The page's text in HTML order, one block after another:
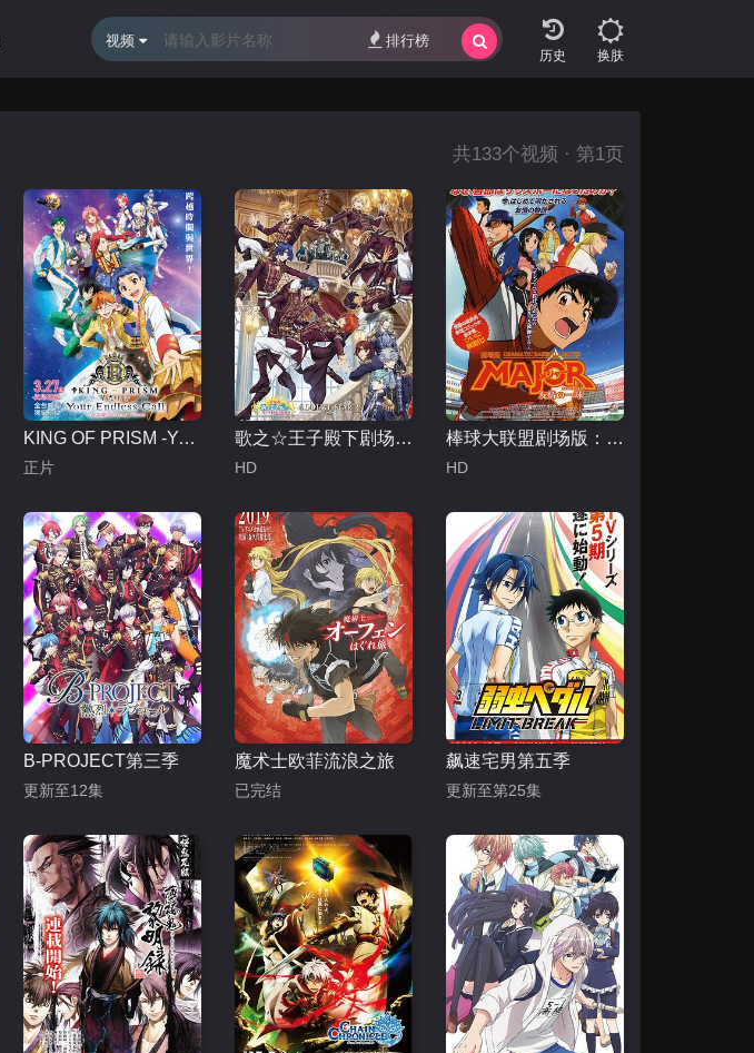
排行榜
换肤
视频 排行榜
共133个视频 · 第1页
KING OF PRISM -Your Endless Call- 大～家一起闪耀！
正片
歌之☆王子殿下剧场版：真爱王国
HD
棒球大联盟剧场版：友情的一球
HD
B-PROJECT第三季
更新至12集
魔术士欧菲流浪之旅
已完结
飙速宅男第五季
更新至第25集